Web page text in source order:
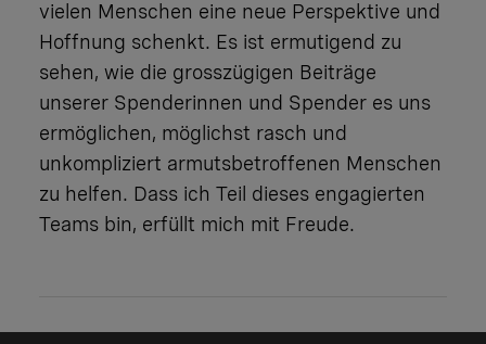
vielen Menschen eine neue Perspektive und
Hoffnung schenkt. Es ist ermutigend zu
sehen, wie die grosszügigen Beiträge
unserer Spenderinnen und Spender es uns
ermöglichen, möglichst rasch und
unkompliziert armutsbetroffenen Menschen
zu helfen. Dass ich Teil dieses engagierten
Teams bin, erfüllt mich mit Freude.